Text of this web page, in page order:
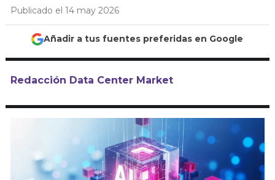
Publicado el 14 may 2026
Añadir a tus fuentes preferidas en Google
Redacción Data Center Market